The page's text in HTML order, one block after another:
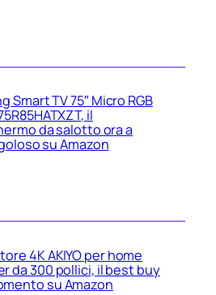
Smart TV 75″ Micro RGB
il
da salotto ora a
su Amazon
4K AKIYO per home
da 300 pollici, il best buy
su Amazon